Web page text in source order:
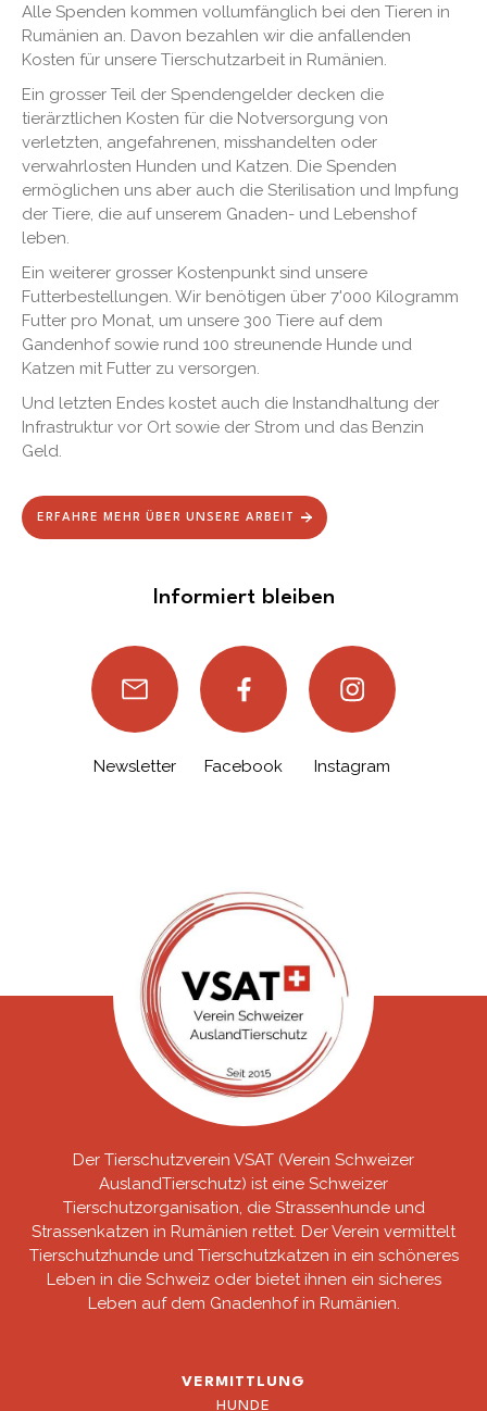
Alle Spenden kommen vollumfänglich bei den Tieren in
Rumänien an. Davon bezahlen wir die anfallenden
Kosten für unsere Tierschutzarbeit in Rumänien.
Ein grosser Teil der Spendengelder decken die
tierärztlichen Kosten für die Notversorgung von
verletzten, angefahrenen, misshandelten oder
verwahrlosten Hunden und Katzen. Die Spenden
ermöglichen uns aber auch die Sterilisation und Impfung
der Tiere, die auf unserem Gnaden- und Lebenshof
leben.
Ein weiterer grosser Kostenpunkt sind unsere
Futterbestellungen. Wir benötigen über 7'000 Kilogramm
Futter pro Monat, um unsere 300 Tiere auf dem
Gandenhof sowie rund 100 streunende Hunde und
Katzen mit Futter zu versorgen.
Und letzten Endes kostet auch die Instandhaltung der
Infrastruktur vor Ort sowie der Strom und das Benzin
Geld.
ERFAHRE MEHR ÜBER UNSERE ARBEIT
Informiert bleiben
Newsletter Facebook Instagram
Der Tierschutzverein VSAT (Verein Schweizer
AuslandTierschutz) ist eine Schweizer
Tierschutzorganisation, die Strassenhunde und
Strassenkatzen in Rumänien rettet. Der Verein vermittelt
Tierschutzhunde und Tierschutzkatzen in ein schöneres
Leben in die Schweiz oder bietet ihnen ein sicheres
Leben auf dem Gnadenhof in Rumänien.
VERMITTLUNG
HUNDE